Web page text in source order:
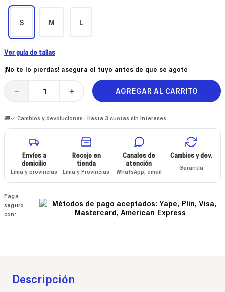
S M L
Ver guía de tallas
¡No te lo pierdas! asegura el tuyo antes de que se agote
＋
－ AGREGAR AL CARRITO
🚚✓ Cambios y devoluciones · Hasta 3 cuotas sin intereses
Envíos a
domicilio
Lima y provincias
Recojo en
tienda
Lima y Provincias
Canales de
atención
WhatsApp, email
Cambios y dev.
Garantía
Paga
seguro
con:
Descripción